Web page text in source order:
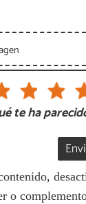
te ha
o